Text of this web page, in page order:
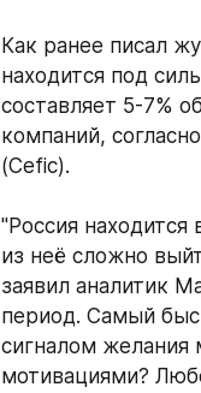
Как ранее писал
находится под
составляет 5-7%
компаний,
(Cefic).
"Россия
из неё сложно
заявил аналитик
период. Самый
сигналом
мотивациями?